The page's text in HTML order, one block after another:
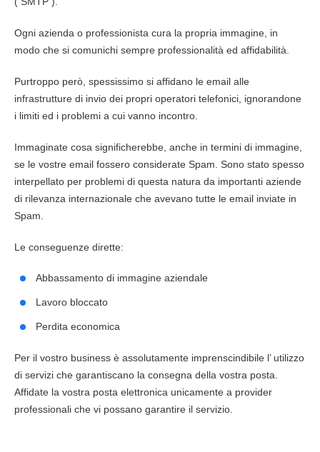
Ogni azienda o professionista cura la propria immagine, in
modo che si comunichi sempre professionalità ed affidabilità.
Purtroppo però, spessissimo si affidano le email alle
infrastrutture di invio dei propri operatori telefonici, ignorandone
i limiti ed i problemi a cui vanno incontro.
Immaginate cosa significherebbe, anche in termini di immagine,
se le vostre email fossero considerate Spam. Sono stato spesso
interpellato per problemi di questa natura da importanti aziende
di rilevanza internazionale che avevano tutte le email inviate in
Spam.
Le conseguenze dirette:
Abbassamento di immagine aziendale
Lavoro bloccato
Perdita economica
Per il vostro business è assolutamente imprenscindibile l’ utilizzo
di servizi che garantiscano la consegna della vostra posta
Affidate la vostra posta elettronica unicamente a provider
professionali che vi possano garantire il servizio.